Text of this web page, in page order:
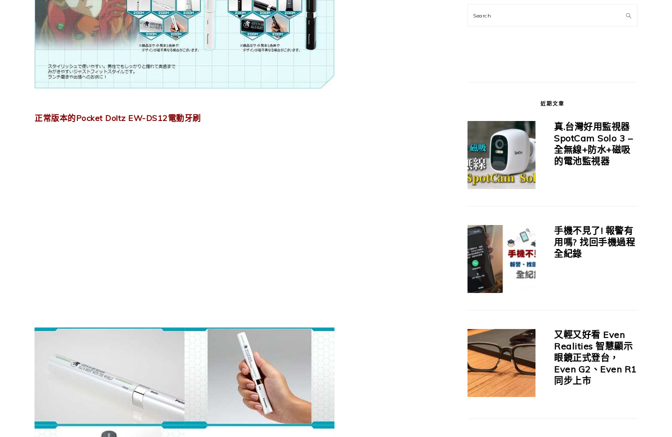
正常版本的Pocket Doltz EW-DS12電動牙刷
Search
近期文章
真.台灣好用監視器
SpotCam Solo 3 –
全無線+防水+磁吸
的電池監視器
手機不見了! 報警有
用嗎? 找回手機過程
全紀錄
又輕又好看 Even
Realities 智慧顯示
眼鏡正式登台，
Even G2、Even R1
同步上市